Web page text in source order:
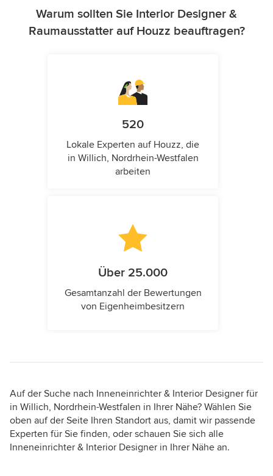
Warum sollten Sie Interior Designer &
Raumausstatter auf Houzz beauftragen?
520
Lokale Experten auf Houzz, die
in Willich, Nordrhein-Westfalen
arbeiten
Über 25.000
Gesamtanzahl der Bewertungen
von Eigenheimbesitzern
Auf der Suche nach Inneneinrichter & Interior Designer für
in Willich, Nordrhein-Westfalen in Ihrer Nähe? Wählen Sie
oben auf der Seite Ihren Standort aus, damit wir passende
Experten für Sie finden, oder schauen Sie sich alle
Inneneinrichter & Interior Designer in Ihrer Nähe an.